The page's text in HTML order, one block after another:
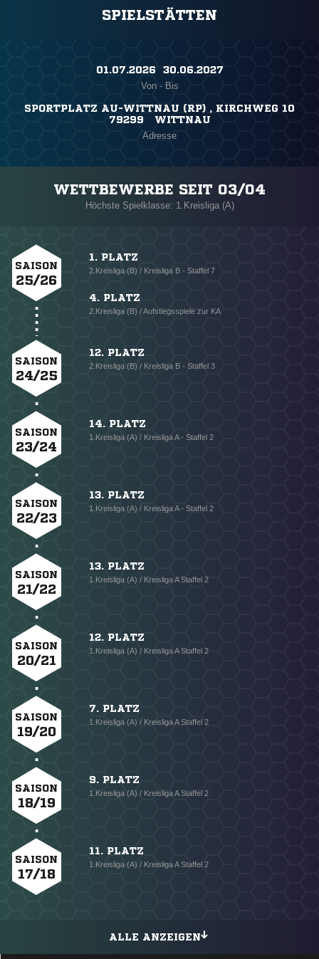
SPIELSTÄTTEN
01.07.2026 ​ 30.06.2027
Von - Bis
SPORTPLATZ AU-WITTNAU (RP) , KIRCHWEG 10
79299 WITTNAU
Adresse
WETTBEWERBE SEIT 03/04
Höchste Spielklasse: 1.Kreisliga (A)
SAISON
25/26
1. PLATZ
2.Kreisliga (B) / Kreisliga B - Staffel 7
4. PLATZ
2.Kreisliga (B) / Aufstiegsspiele zur KA
SAISON
24/25
12. PLATZ
2.Kreisliga (B) / Kreisliga B - Staffel 3
SAISON
23/24
14. PLATZ
1.Kreisliga (A) / Kreisliga A - Staffel 2
SAISON
22/23
13. PLATZ
1.Kreisliga (A) / Kreisliga A - Staffel 2
SAISON
21/22
13. PLATZ
1.Kreisliga (A) / Kreisliga A Staffel 2
SAISON
20/21
12. PLATZ
1.Kreisliga (A) / Kreisliga A Staffel 2
SAISON
19/20
7. PLATZ
1.Kreisliga (A) / Kreisliga A Staffel 2
SAISON
18/19
9. PLATZ
1.Kreisliga (A) / Kreisliga A Staffel 2
SAISON
17/18
11. PLATZ
1.Kreisliga (A) / Kreisliga A Staffel 2
ALLE ANZEIGEN